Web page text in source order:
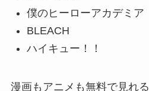
僕のヒーローアカデミア
BLEACH
ハイキュー！！
漫画もアニメも無料で見れる